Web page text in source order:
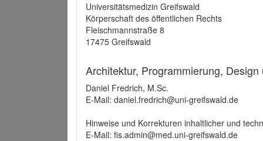
Universitätsmedizin Greifswald
Körperschaft des öffentlichen Rechts
Fleischmannstraße 8
17475 Greifswald
Architektur, Programmierung,
Daniel Fredrich, M.Sc.
E-Mail: daniel.fredrich@uni-greifswald.de
Hinweise und Korrekturen inhaltlicher und
E-Mail: fis.admin@med.uni-greifswald.de